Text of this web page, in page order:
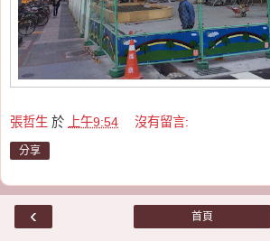
張哲生 於 上午9:54 沒有留言:
分享
‹ 首頁